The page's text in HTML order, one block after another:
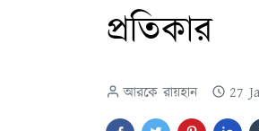
প্রতিকার
আরকে রায়হান 27